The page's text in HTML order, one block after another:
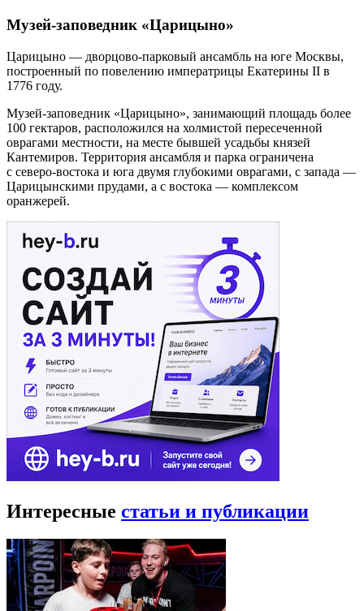
Музей-заповедник «Царицыно»
Царицыно — дворцово-парковый ансамбль на юге Москвы,
построенный по повелению императрицы Екатерины II в
1776 году.
Музей-заповедник «Царицыно», занимающий площадь более
100 гектаров, расположился на холмистой пересеченной
оврагами местности, на месте бывшей усадьбы князей
Кантемиров. Территория ансамбля и парка ограничена
с северо-востока и юга двумя глубокими оврагами, с запада —
Царицынскими прудами, а с востока — комплексом
оранжерей.
Интересные статьи и публикации